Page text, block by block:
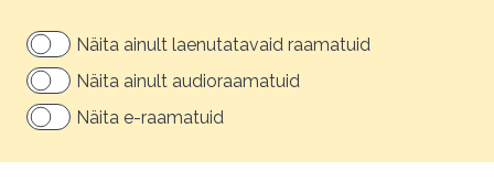
Näita ainult laenutatavaid raamatuid
Näita ainult audioraamatuid
Näita e-raamatuid